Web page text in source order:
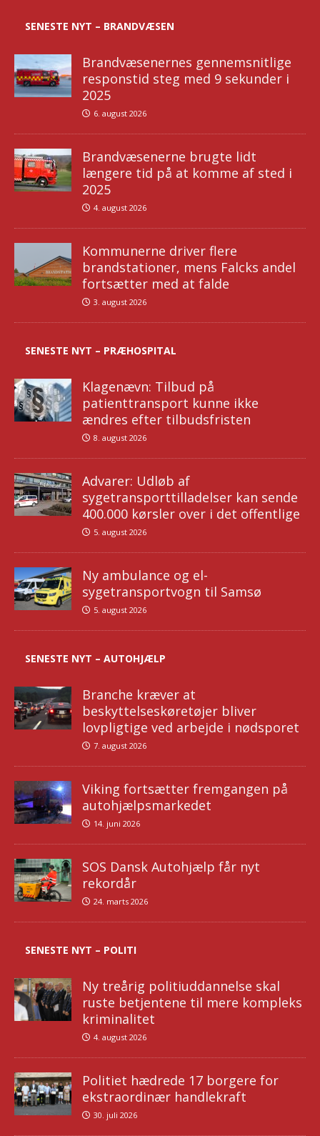
SENESTE NYT – BRANDVÆSEN
Brandvæsenernes gennemsnitlige
responstid steg med 9 sekunder i
2025
6. august 2026
Brandvæsenerne brugte lidt
længere tid på at komme af sted i
2025
4. august 2026
Kommunerne driver flere
brandstationer, mens Falcks andel
fortsætter med at falde
3. august 2026
SENESTE NYT – PRÆHOSPITAL
Klagenævn: Tilbud på
patienttransport kunne ikke
ændres efter tilbudsfristen
8. august 2026
Advarer: Udløb af
sygetransporttilladelser kan sende
400.000 kørsler over i det offentlige
5. august 2026
Ny ambulance og el-
sygetransportvogn til Samsø
5. august 2026
SENESTE NYT – AUTOHJÆLP
Branche kræver at
beskyttelseskøretøjer bliver
lovpligtige ved arbejde i nødsporet
7. august 2026
Viking fortsætter fremgangen på
autohjælpsmarkedet
14. juni 2026
SOS Dansk Autohjælp får nyt
rekordår
24. marts 2026
SENESTE NYT – POLITI
Ny treårig politiuddannelse skal
ruste betjentene til mere kompleks
kriminalitet
4. august 2026
Politiet hædrede 17 borgere for
ekstraordinær handlekraft
30. juli 2026